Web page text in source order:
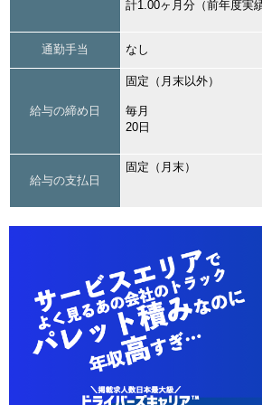
計1.00ヶ月分（前年度実
通勤手当 なし
給与の締め日
固定（月末以外）
毎月
20日
給与の支払日
固定（月末）